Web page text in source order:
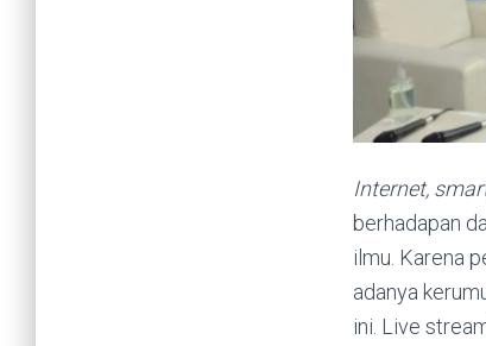
Internet,
berhadapan
ilmu. Karena
adanya
ini. Live